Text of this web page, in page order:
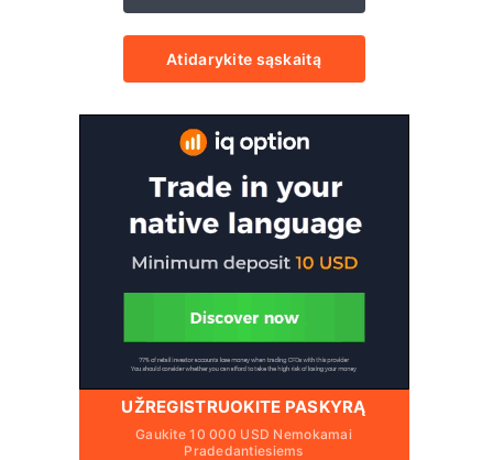
Atidarykite sąskaitą
UŽREGISTRUOKITE PASKYRĄ
Gaukite 10 000 USD Nemokamai
Pradedantiesiems